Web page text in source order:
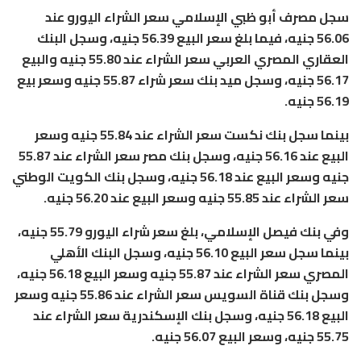
سجل مصرف أبو ظبي الإسلامي سعر الشراء اليورو عند
56.06 جنيه، فيما بلغ سعر البيع 56.39 جنيه، وسجل البنك
العقاري المصري العربي سعر الشراء عند 55.80 جنيه والبيع
56.17 جنيه، وسجل ميد بنك سعر شراء 55.87 جنيه وسعر بيع
56.19 جنيه.
بينما سجل بنك نكست سعر الشراء عند 55.84 جنيه وسعر
البيع عند 56.16 جنيه، وسجل بنك مصر سعر الشراء عند 55.87
جنيه وسعر البيع عند 56.18 جنيه، وسجل بنك الكويت الوطني
سعر الشراء عند 55.85 جنيه وسعر البيع عند 56.20 جنيه.
وفي بنك فيصل الإسلامي، بلغ سعر شراء اليورو 55.79 جنيه،
بينما سجل سعر البيع 56.10 جنيه، وسجل البنك الأهلي
المصري سعر الشراء عند 55.87 جنيه وسعر البيع 56.18 جنيه،
وسجل بنك قناة السويس سعر الشراء عند 55.86 جنيه وسعر
البيع 56.18 جنيه، وسجل بنك الإسكندرية سعر الشراء عند
55.75 جنيه، وسعر البيع 56.07 جنيه.